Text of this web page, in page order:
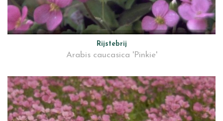
Rijstebrij
Arabis caucasica 'Pinkie'